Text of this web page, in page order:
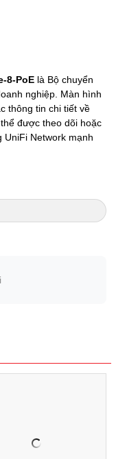
8-PoE là Bộ chuyển
nghiệp. Màn hình
thông tin chi tiết về
được theo dõi hoặc
Network mạnh